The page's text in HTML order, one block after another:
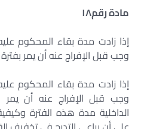
مادة رقم١٨
إذا زادت مدة بقاء المحكوم
وجب قبل الإفراج عنه أن يمر بفترة
إذا زادت مدة بقاء المحكوم
وجب قبل الإفراج عنه أن يمر
الداخلية مدة هذه الفترة